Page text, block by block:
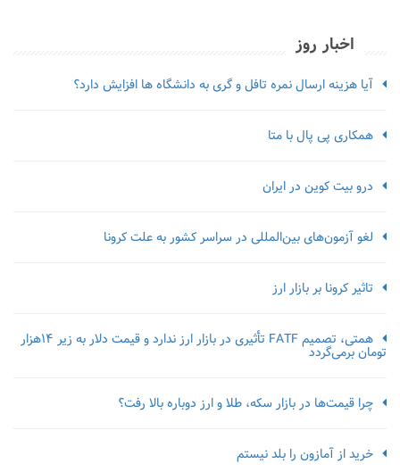
اخبار روز
آیا هزینه ارسال نمره تافل و گری به دانشگاه ها افزایش دارد؟
همکاری پی پال با متا
درو بیت کوین در ایران
لغو آزمون‌‌های بین‌المللی در سراسر کشور به علت کرونا
تاثیر کرونا بر بازار ارز
همتی، تصمیم FATF تأثیری در بازار ارز ندارد و قیمت دلار به زیر ۱۴هزار
تومان برمی‌گردد
چرا قیمت‌ها در بازار سکه، طلا و ارز دوباره بالا رفت؟
خرید از آمازون را بلد نیستم